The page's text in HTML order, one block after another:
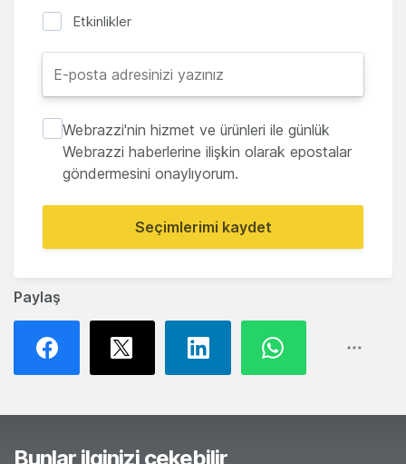
Paylaş
Etkinlikler
Webrazzi'nin hizmet ve ürünleri ile günlük
Webrazzi haberlerine ilişkin olarak epostalar
göndermesini onaylıyorum.
Seçimlerimi kaydet
Bunlar ilginizi çekebilir